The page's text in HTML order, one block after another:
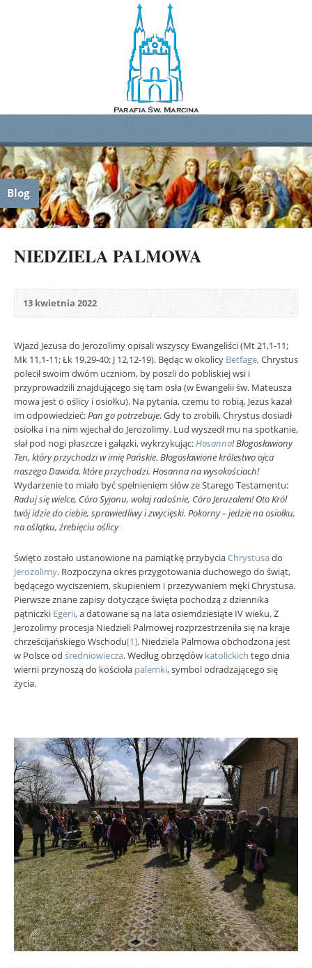
Blog
NIEDZIELA PALMOWA
13 kwietnia 2022
Wjazd Jezusa do Jerozolimy opisali wszyscy Ewangeliści (Mt 21,1-11;
Mk 11,1-11; Łk 19,29-40; J 12,12-19). Będąc w okolicy Betfage, Chrystus
polecił swoim dwóm uczniom, by poszli do pobliskiej wsi i
przyprowadzili znajdującego się tam osła (w Ewangelii św. Mateusza
mowa jest o oślicy i osiołku). Na pytania, czemu to robią, Jezus kazał
im odpowiedzieć:Pan go potrzebuje. Gdy to zrobili, Chrystus dosiadł
osiołka i na nim wjechał do Jerozolimy. Lud wyszedł mu na spotkanie,
słał pod nogi płaszcze i gałązki, wykrzykując:Hosanna! Błogosławiony
Ten, który przychodzi w imię Pańskie. Błogosławione królestwo ojca
naszego Dawida, które przychodzi. Hosanna na wysokościach!
Wydarzenie to miało być spełnieniem słów ze Starego Testamentu:
Raduj się wielce, Córo Syjonu, wołaj radośnie, Córo Jeruzalem! Oto Król
twój idzie do ciebie, sprawiedliwy i zwycięski. Pokorny – jedzie na osiołku,
na oślątku, źrebięciu oślicy
Święto zostało ustanowione na pamiątkę przybyciaChrystusado
Jerozolimy. Rozpoczyna okres przygotowania duchowego do świąt,
będącego wyciszeniem, skupieniem i przeżywaniem męki Chrystusa.
Pierwsze znane zapisy dotyczące święta pochodzą z dziennika
pątniczki Egerii, a datowane są na lata osiemdziesiąte IV wieku. Z
Jerozolimy procesja Niedzieli Palmowej rozprzestrzeniła się na kraje
chrześcijańskiego Wschodu[1]. Niedziela Palmowa obchodzona jest
w Polsce od średniowiecza. Według obrzędów katolickich tego dnia
wierni przynoszą do kościoła palemki, symbol odradzającego się
życia.